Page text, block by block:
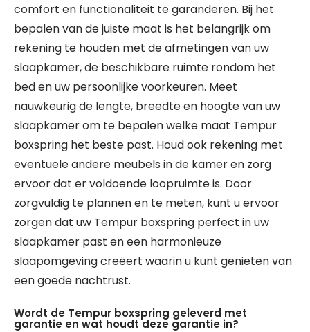
comfort en functionaliteit te garanderen. Bij het
bepalen van de juiste maat is het belangrijk om
rekening te houden met de afmetingen van uw
slaapkamer, de beschikbare ruimte rondom het
bed en uw persoonlijke voorkeuren. Meet
nauwkeurig de lengte, breedte en hoogte van uw
slaapkamer om te bepalen welke maat Tempur
boxspring het beste past. Houd ook rekening met
eventuele andere meubels in de kamer en zorg
ervoor dat er voldoende loopruimte is. Door
zorgvuldig te plannen en te meten, kunt u ervoor
zorgen dat uw Tempur boxspring perfect in uw
slaapkamer past en een harmonieuze
slaapomgeving creëert waarin u kunt genieten van
een goede nachtrust.
Wordt de Tempur boxspring geleverd met
garantie en wat houdt deze garantie in?